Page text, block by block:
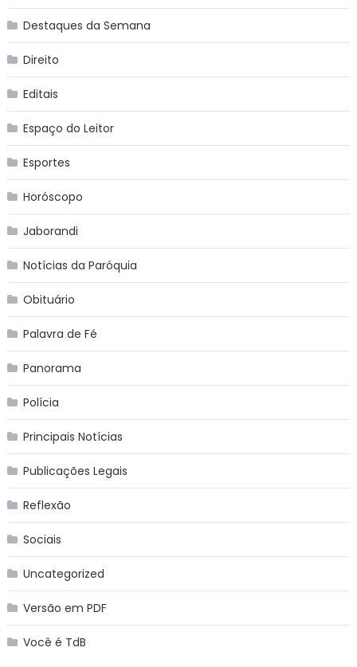
Destaques da Semana
Direito
Editais
Espaço do Leitor
Esportes
Horóscopo
Jaborandi
Notícias da Paróquia
Obituário
Palavra de Fé
Panorama
Polícia
Principais Notícias
Publicações Legais
Reflexão
Sociais
Uncategorized
Versão em PDF
Você é TdB